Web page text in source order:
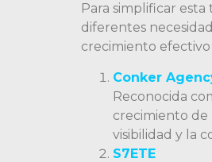
Para simplificar
diferentes
crecimiento
Conker
Reconocida
crecimiento de
visibilidad y la
S7ETE